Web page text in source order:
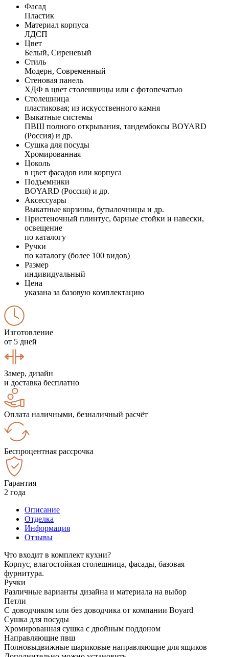
Фасад
Пластик
Материал корпуса
ЛДСП
Цвет
Белый, Сиреневый
Стиль
Модерн, Современный
Стеновая панель
ХДФ в цвет столешницы или с фотопечатью
Столешница
пластиковая; из искусственного камня
Выкатные системы
ПВШ полного открывания, тандембоксы BOYARD
(Россия) и др.
Сушка для посуды
Хромированная
Цоколь
в цвет фасадов или корпуса
Подъемники
BOYARD (Россия) и др.
Аксессуары
Выкатные корзины, бутылочницы и др.
Пристеночный плинтус, барные стойки и навески,
освещение
по каталогу
Ручки
по каталогу (более 100 видов)
Размер
индивидуальный
Цена
указана за базовую комплектацию
Изготовление
от 5 дней
Замер, дизайн
и доставка бесплатно
Оплата наличными, безналичный расчёт
Беспроцентная рассрочка
Гарантия
2 года
Описание
Отделка
Информация
Отзывы
Что входит в комплект кухни?
Корпус, влагостойкая столешница, фасады, базовая
фурнитура.
Ручки
Различные варианты дизайна и материала на выбор
Петли
С доводчиком или без доводчика от компании Boyard
Сушка для посуды
Хромированная сушка с двойным поддоном
Направляющие пвш
Полновыдвижные шариковые направляющие для ящиков